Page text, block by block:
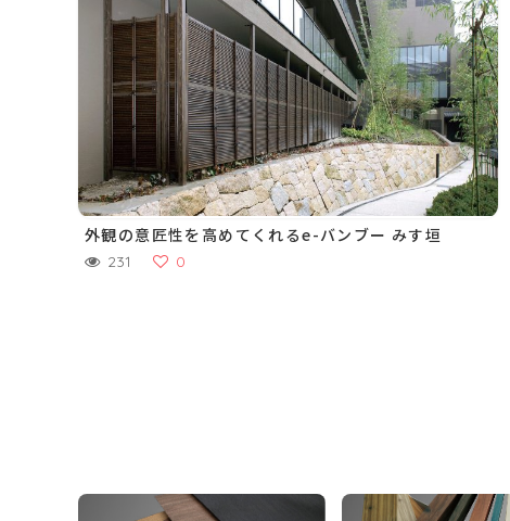
外観の意匠性を高めてくれるe-バンブー みす垣
231 0